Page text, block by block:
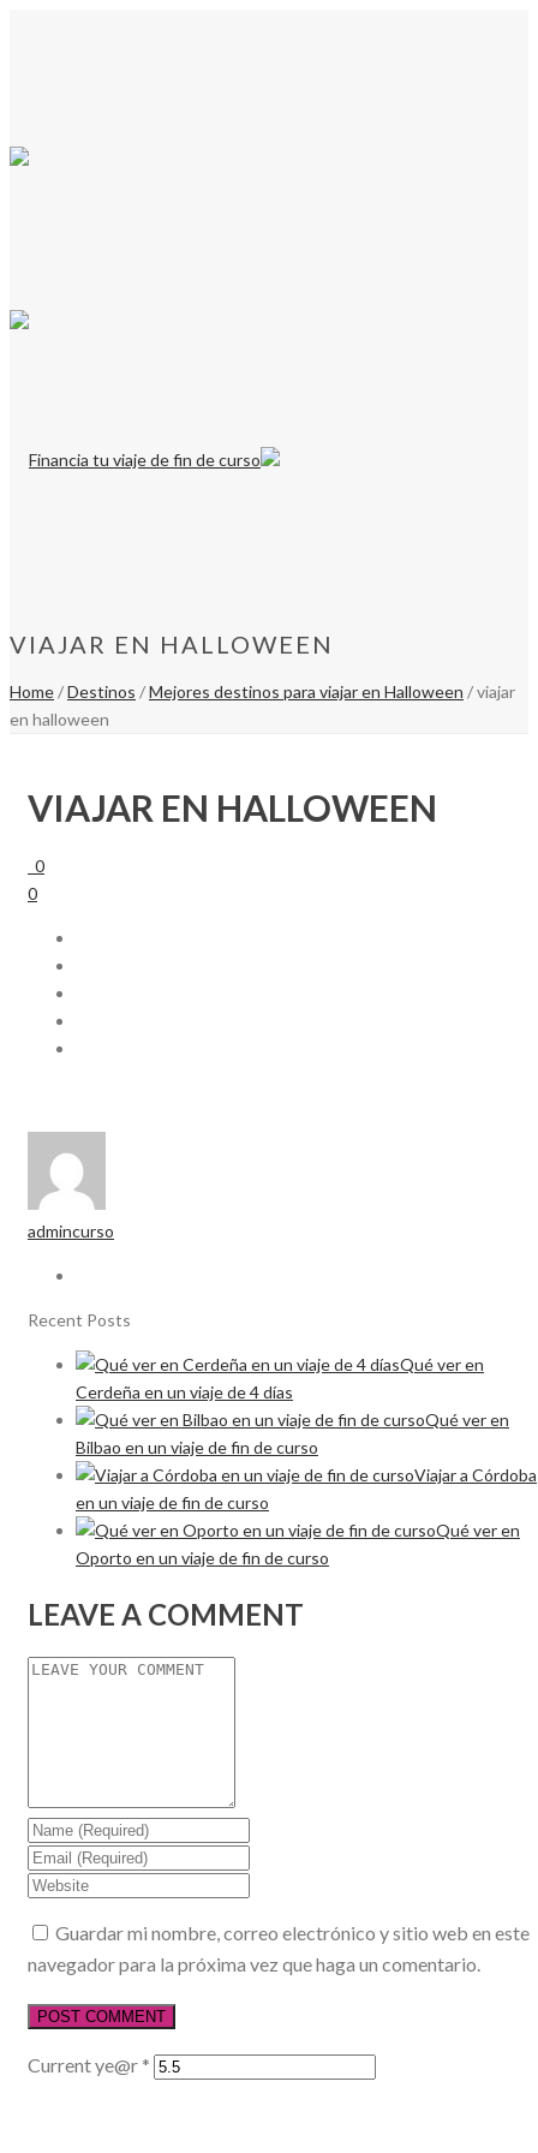
VIAJAR EN HALLOWEEN
Home/Destinos /Mejores destinos para viajar en Halloween / viajar
en halloween
VIAJAR EN HALLOWEEN
0
0
admincurso
Recent Posts
Qué ver en
Cerdeña en un viaje de 4 días
Qué ver en
Bilbao en un viaje de fin de curso
Viajar a Córdoba
en un viaje de fin de curso
Qué ver en
Oporto en un viaje de fin de curso
LEAVE A COMMENT
Guardar mi nombre, correo electrónico y sitio web en este
navegador para la próxima vez que haga un comentario.
Current ye@r *